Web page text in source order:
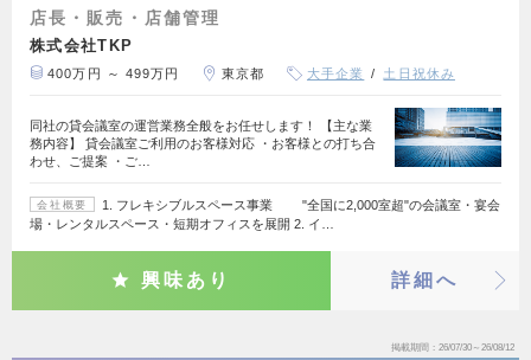
店長・販売・店舗管理
株式会社TKP
400万円 ～ 499万円 東京都 大手企業 土日祝休み
同社の貸会議室の運営業務全般をお任せします！ 【主な業
務内容】 貸会議室ご利用のお客様対応 ・お客様との打ち合
わせ、ご提案 ・ご…
会社概要
1. フレキシブルスペース事業 "全国に2,000室超"の会議室・宴会
場・レンタルスペース・短期オフィスを展開 2. イ…
興味あり 詳細へ
掲載期間 26/07/30～26/08/12